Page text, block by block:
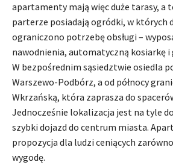
apartamenty mają więc duże tarasy, a
parterze posiadają ogródki, w których
ograniczono potrzebę obsługi –
nawodnienia, automatyczną kosiarkę i
W bezpośrednim sąsiedztwie osiedla
Warszewo-Podbórz, a od północy
Wkrzańską, która zaprasza do
Jednocześnie lokalizacja jest na tyle
szybki dojazd do centrum miasta.
propozycja dla ludzi ceniących
wygodę.